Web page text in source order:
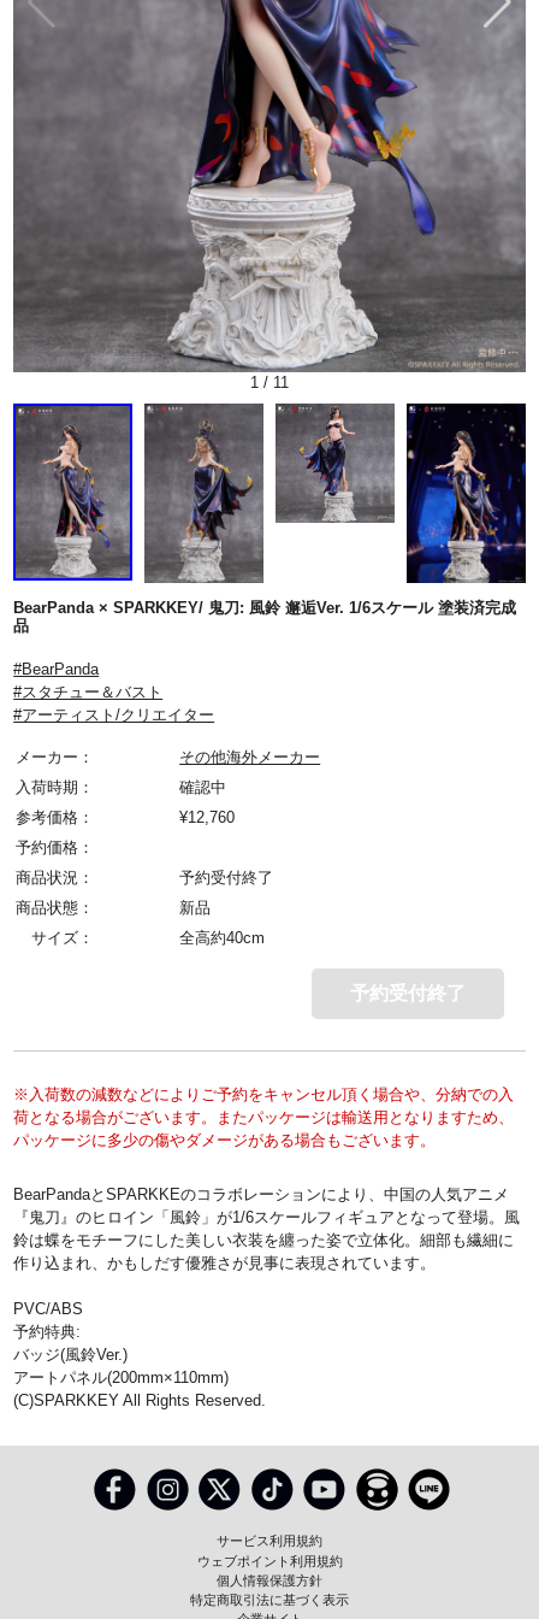
1 / 11
BearPanda × SPARKKEY/ 鬼刀: 風鈴 邂逅Ver. 1/6スケール 塗装済完成
品
#BearPanda
#スタチュー＆バスト
#アーティスト/クリエイター
メーカー：
その他海外メーカー
入荷時期：
確認中
参考価格：
¥12,760
予約価格：
商品状況：
予約受付終了
商品状態：
新品
サイズ：
全高約40cm
予約受付終了
※入荷数の減数などによりご予約をキャンセル頂く場合や、分納での入
荷となる場合がございます。またパッケージは輸送用となりますため、
パッケージに多少の傷やダメージがある場合もございます。
BearPandaとSPARKKEのコラボレーションにより、中国の人気アニメ
『鬼刀』のヒロイン「風鈴」が1/6スケールフィギュアとなって登場。風
鈴は蝶をモチーフにした美しい衣装を纏った姿で立体化。細部も繊細に
作り込まれ、かもしだす優雅さが見事に表現されています。
PVC/ABS
予約特典:
バッジ(風鈴Ver.)
アートパネル(200mm×110mm)
(C)SPARKKEY All Rights Reserved.
サービス利用規約
ウェブポイント利用規約
個人情報保護方針
特定商取引法に基づく表示